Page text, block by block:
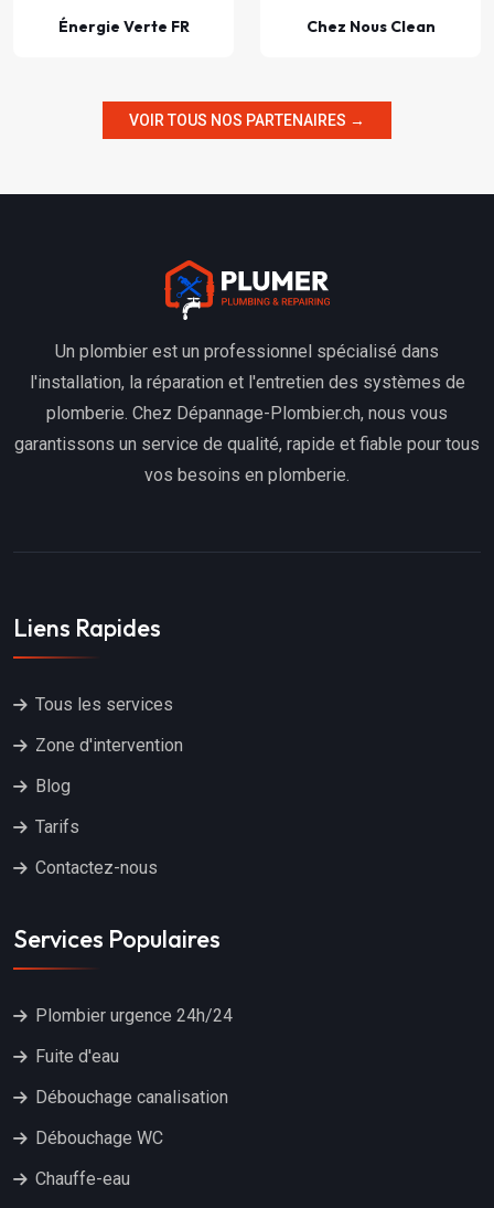
Énergie Verte FR Chez Nous Clean
VOIR TOUS NOS PARTENAIRES →
Un plombier est un professionnel spécialisé dans
l'installation, la réparation et l'entretien des systèmes de
plomberie. Chez Dépannage-Plombier.ch, nous vous
garantissons un service de qualité, rapide et fiable pour tous
vos besoins en plomberie.
Liens Rapides
Tous les services
Zone d'intervention
Blog
Tarifs
Contactez-nous
Services Populaires
Plombier urgence 24h/24
Fuite d'eau
Débouchage canalisation
Débouchage WC
Chauffe-eau